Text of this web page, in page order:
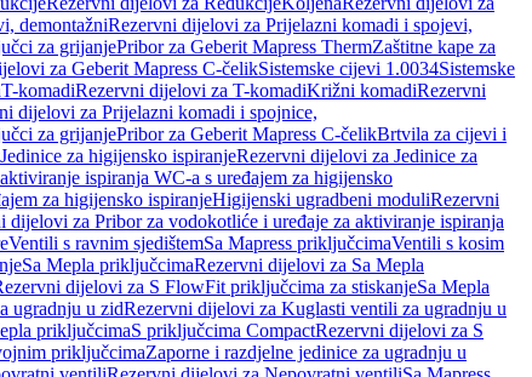
demontažniRezervni dijelovi za Prijelazni komadi i spojevi,
za grijanjePribor za Geberit Mapress ThermZaštitne kape za
za Geberit Mapress C-čelikSistemske cijevi 1.0034Sistemske
T-komadiRezervni dijelovi za T-komadiKrižni komadiRezervni
dijelovi za Prijelazni komadi i spojnice,
za grijanjePribor za Geberit Mapress C-čelikBrtvila za cijevi i
Jedinice za higijensko ispiranjeRezervni dijelovi za Jedinice za
ispiranja WC-a s uređajem za higijensko
za higijensko ispiranjeHigijenski ugradbeni moduliRezervni
dijelovi za Pribor za vodokotliće i uređaje za aktiviranje ispiranja
Ventili s ravnim sjedištemSa Mapress priključcimaVentili s kosim
Sa Mepla priključcimaRezervni dijelovi za Sa Mepla
dijelovi za S FlowFit priključcima za stiskanjeSa Mepla
ugradnju u zidRezervni dijelovi za Kuglasti ventili za ugradnju u
priključcimaS priključcima CompactRezervni dijelovi za S
priključcimaZaporne i razdjelne jedinice za ugradnju u